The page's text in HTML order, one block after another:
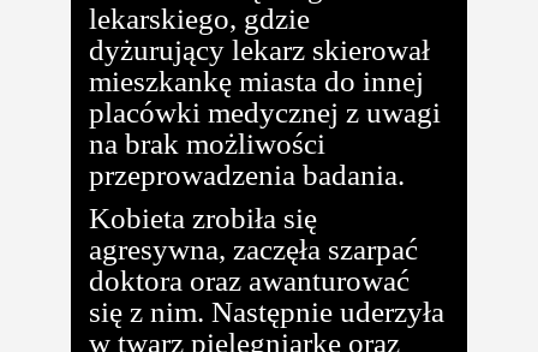
lekarskiego, gdzie
dyżurujący lekarz skierował
mieszkankę miasta do innej
placówki medycznej z uwagi
na brak możliwości
przeprowadzenia badania.
Kobieta zrobiła się
agresywna, zaczęła szarpać
doktora oraz awanturować
się z nim. Następnie uderzyła
w twarz pielęgniarkę oraz